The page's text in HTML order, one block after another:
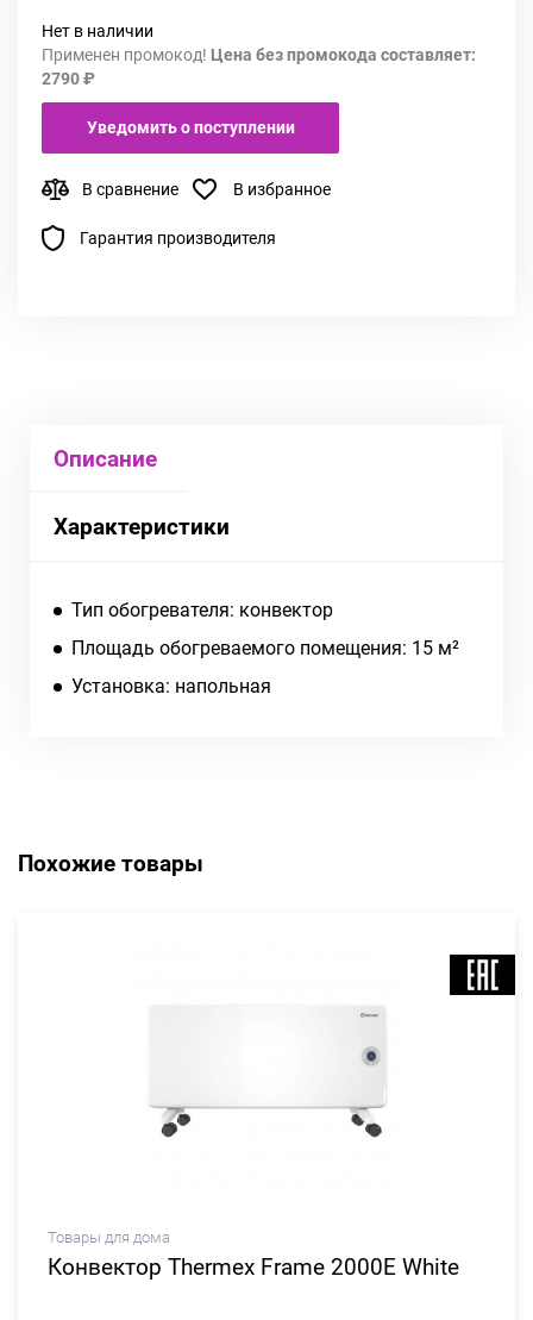
Нет в наличии
Применен промокод! Цена без промокода составляет:
2790 ₽
Уведомить о поступлении
В сравнение В избранное
Гарантия производителя
Описание
Характеристики
Тип обогревателя: конвектор
Площадь обогреваемого помещения: 15 м²
Установка: напольная
Похожие товары
Товары для дома
Конвектор Thermex Frame 2000E White